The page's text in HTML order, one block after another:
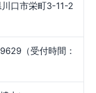
口市栄町3-11-2
（受付時間：